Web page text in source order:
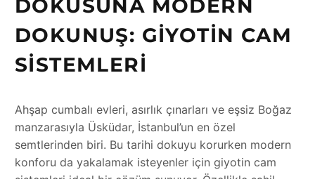
DOKUSUNA MODERN
DOKUNUŞ: GIYOTIN CAM
SISTEMLERI
Ahşap cumbalı evleri, asırlık çınarları ve eşsiz Boğaz
manzarasıyla Üsküdar, İstanbul’un en özel
semtlerinden biri. Bu tarihi dokuyu korurken modern
konforu da yakalamak isteyenler için giyotin cam